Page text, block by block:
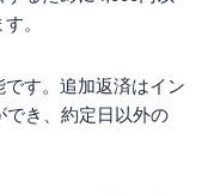
。
す。追加返済はイン
でき、約定日以外の